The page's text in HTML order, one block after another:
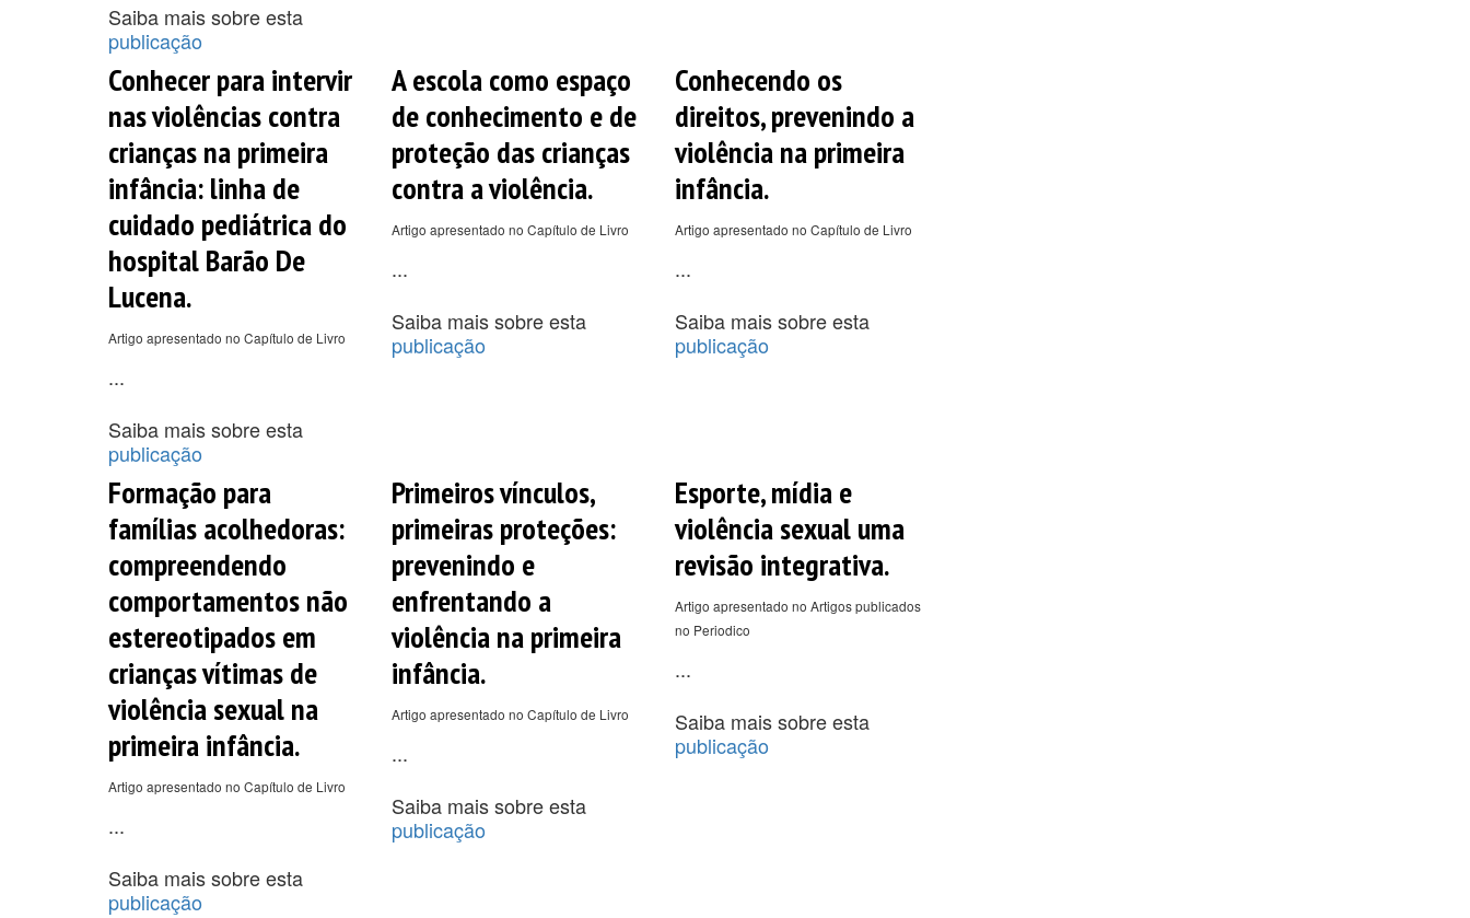
Saiba mais sobre esta
publicação
Conhecer para intervir
nas violências contra
crianças na primeira
infância: linha de
cuidado pediátrica do
hospital Barão De
Lucena.
Artigo apresentado no Capítulo de Livro
...
Saiba mais sobre esta
publicação
A escola como espaço
de conhecimento e de
proteção das crianças
contra a violência.
Artigo apresentado no Capítulo de Livro
...
Saiba mais sobre esta
publicação
Conhecendo os
direitos, prevenindo a
violência na primeira
infância.
Artigo apresentado no Capítulo de Livro
...
Saiba mais sobre esta
publicação
Formação para
famílias acolhedoras:
compreendendo
comportamentos não
estereotipados em
crianças vítimas de
violência sexual na
primeira infância.
Artigo apresentado no Capítulo de Livro
...
Saiba mais sobre esta
publicação
Primeiros vínculos,
primeiras proteções:
prevenindo e
enfrentando a
violência na primeira
infância.
Artigo apresentado no Capítulo de Livro
...
Saiba mais sobre esta
publicação
Esporte, mídia e
violência sexual uma
revisão integrativa.
Artigo apresentado no Artigos publicados
no Periodico
...
Saiba mais sobre esta
publicação